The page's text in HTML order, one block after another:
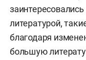
литературой,
благодаря
большую